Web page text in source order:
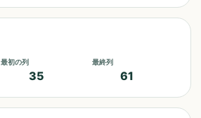
最初の列
35
最終列
61